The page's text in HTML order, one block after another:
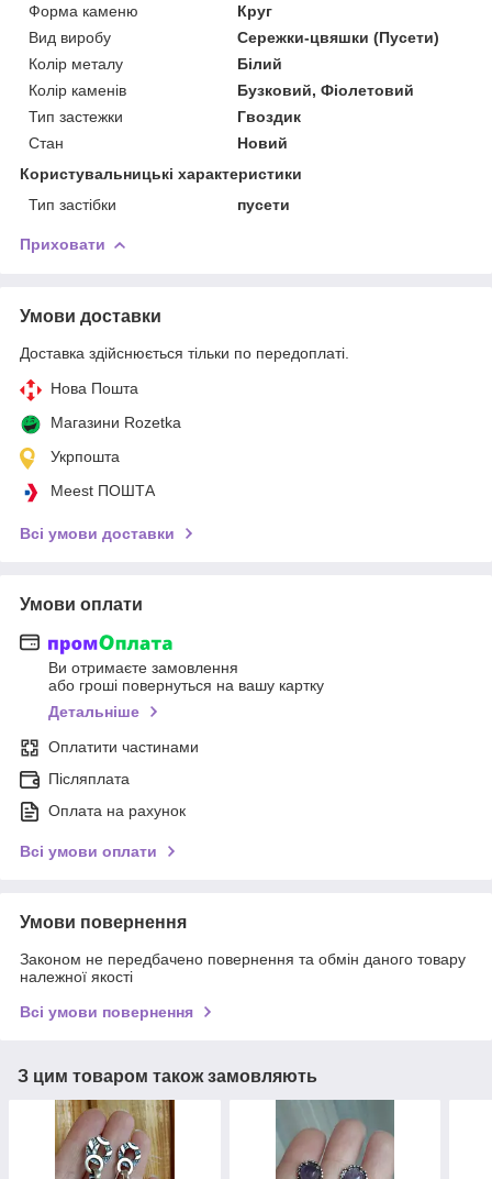
Форма каменю
Круг
Вид виробу
Сережки-цвяшки (Пусети)
Колір металу
Білий
Колір каменів
Бузковий, Фіолетовий
Тип застежки
Гвоздик
Стан
Новий
Користувальницькі характеристики
Тип застібки
пусети
Приховати
Умови доставки
Доставка здійснюється тільки по передоплаті.
Нова Пошта
Магазини Rozetka
Укрпошта
Meest ПОШТА
Всі умови доставки
Умови оплати
Ви отримаєте замовлення
або гроші повернуться на вашу картку
Детальніше
Оплатити частинами
Післяплата
Оплата на рахунок
Всі умови оплати
Умови повернення
Законом не передбачено повернення та обмін даного товару
належної якості
Всі умови повернення
З цим товаром також замовляють